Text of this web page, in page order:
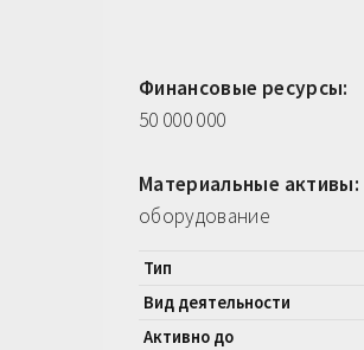
Финансовые ресурсы:
50 000 000
Материальные активы:
оборудование
Тип
Вид деятельности
Активно до